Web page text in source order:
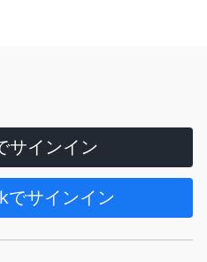
サインイン
でサインイン